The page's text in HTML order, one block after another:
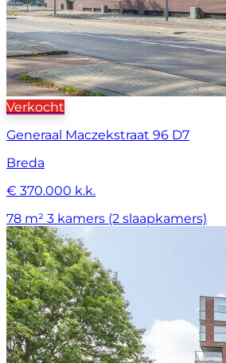
Verkocht
Generaal Maczekstraat 96 D7
Breda
€ 370.000 k.k.
78 m² 3 kamers (2 slaapkamers)